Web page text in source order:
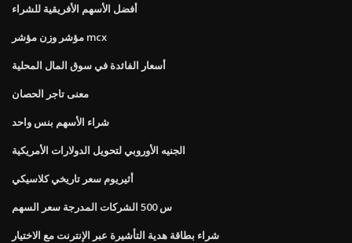
أفضل الأسهم الأفريقية للشراء
مؤشر وزن مؤشر mcx
أسعار الفائدة في سوق المال المحلية
معنى تاجر الحصان
شراء الأسهم بنس واحد
الجنيه الأوروبي لتحويل الدولارات الأمريكية
أثيريوم سعر تاريخي كلاسيكي
س 500 الشركات المدرجة سعر السهم
شراء بطاقة هدية التأشيرة عبر الإنترنت مع الاختيار